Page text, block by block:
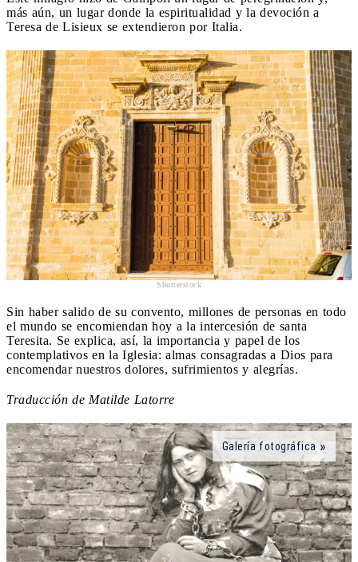
más aún, un lugar donde la espiritualidad y la devoción a
Teresa de Lisieux se extendieron por Italia.
Shutterstock
Sin haber salido de su convento, millones de personas en todo
el mundo se encomiendan hoy a la intercesión de santa
Teresita. Se explica, así, la importancia y papel de los
contemplativos en la Iglesia: almas consagradas a Dios para
encomendar nuestros dolores, sufrimientos y alegrías.
Traducción de Matilde Latorre
Galería fotográfica